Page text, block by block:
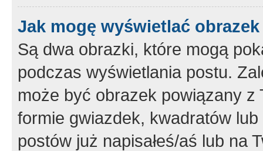
Jak mogę wyświetlać
Są dwa obrazki, które mogą
podczas wyświetlania postu.
może być obrazek powiązany z
formie gwiazdek, kwadratów
postów już napisałeś/aś lub na